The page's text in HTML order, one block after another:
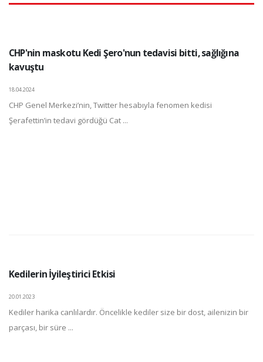
CHP'nin maskotu Kedi Şero'nun tedavisi bitti, sağlığına
kavuştu
18.04.2024
CHP Genel Merkezi’nin, Twitter hesabıyla fenomen kedisi
Şerafettin’in tedavi gördüğü Cat ...
Kedilerin İyileştirici Etkisi
20.01.2023
Kediler harika canlılardır. Öncelikle kediler size bir dost, ailenizin bir
parçası, bir süre ...